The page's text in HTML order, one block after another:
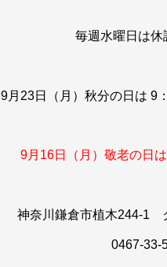
毎週水曜日は休
9月23日（月）秋分の日は 9
9月16日（月）敬老の日
神奈川鎌倉市植木244-1
0467-33-